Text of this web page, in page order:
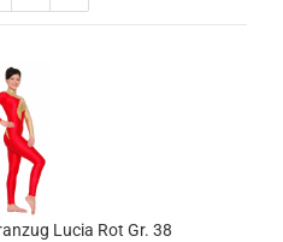
Lucia Rot Gr. 38